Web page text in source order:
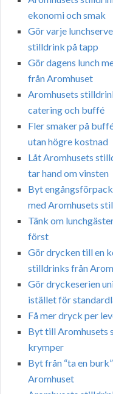
ekonomi och smak
Gör varje
stilldrink på tapp
Gör dagens lunch
från Aromhuset
Aromhusets
catering och buffé
Fler smaker på
utan högre kostnad
Låt Aromhusets
tar hand om vinsten
Byt
med Aromhusets
Tänk om
först
Gör drycken till en
stilldrinks från
Gör dryckeserien
istället för
Få mer dryck per
Byt till Aromhusets
krymper
Byt från “ta en
Aromhuset